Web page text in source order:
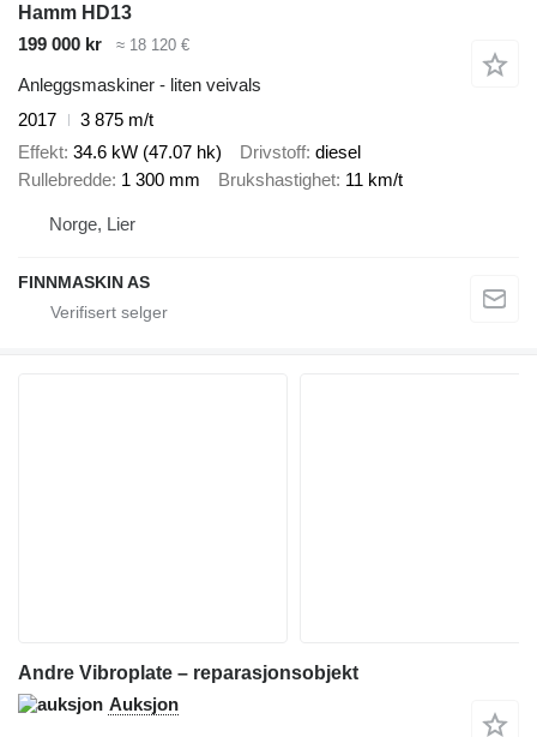
Hamm HD13
199 000 kr
≈ 18 120 €
Anleggsmaskiner - liten veivals
2017
3 875 m/t
Effekt 34.6 kW (47.07 hk) Drivstoff diesel
Rullebredde 1 300 mm Brukshastighet 11 km/t
Norge, Lier
FINNMASKIN AS
Andre Vibroplate – reparasjonsobjekt
Auksjon